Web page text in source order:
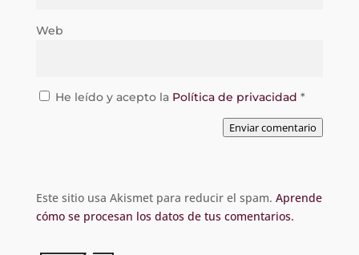
Web
He leído y acepto la Política de privacidad *
Enviar comentario
Este sitio usa Akismet para reducir el spam. Aprende
cómo se procesan los datos de tus comentarios.